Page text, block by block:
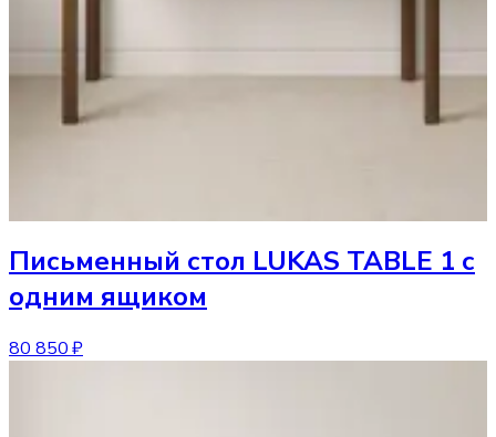
Письменный стол LUKAS TABLE 1 с
одним ящиком
80 850 ₽